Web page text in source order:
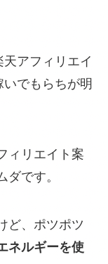
アフィリエイ
でもらちが明
ィリエイト案
です。
ど、ポツポツ
ネルギーを使